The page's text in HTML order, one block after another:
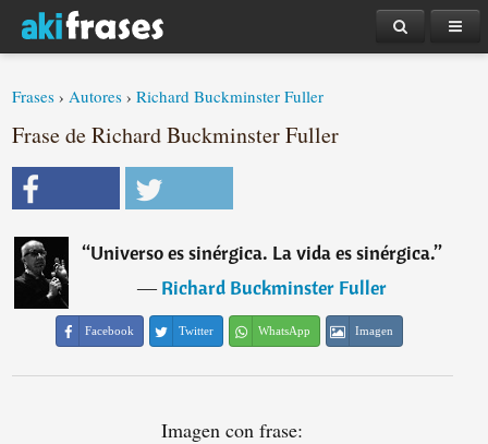
Frases ›Autores ›Richard Buckminster Fuller
Frase de Richard Buckminster Fuller
“Universo es sinérgica. La vida es sinérgica.”
―Richard Buckminster Fuller
Facebook Twitter WhatsApp Imagen
Imagen con frase: